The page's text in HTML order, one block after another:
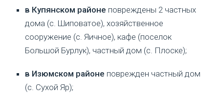
в Купянском районе повреждены 2 частных
дома (с. Шиповатое), хозяйственное
сооружение (с. Яичное), кафе (поселок
Большой Бурлук), частный дом (с. Плоске);
в Изюмском районе поврежден частный дом
(с. Сухой Яр);